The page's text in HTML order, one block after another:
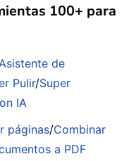
100+ para
de
Pulir/Super
IA
páginas/Combinar
a PDF